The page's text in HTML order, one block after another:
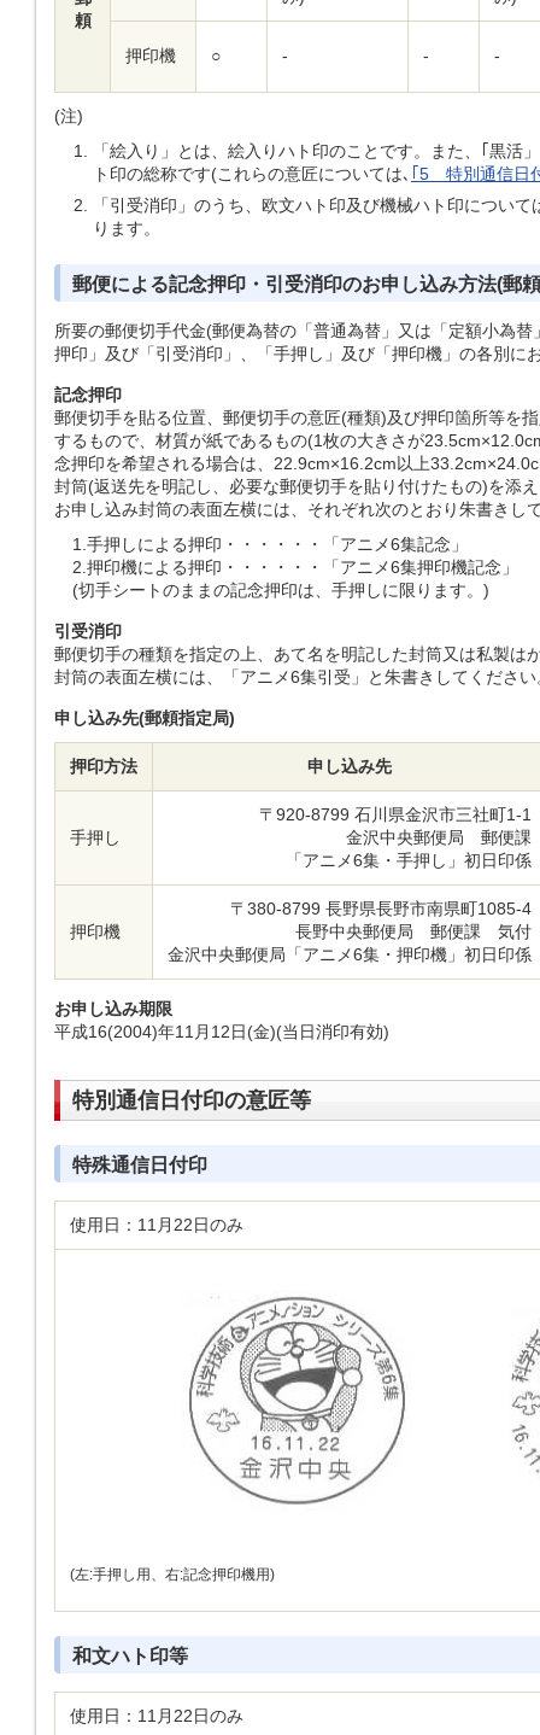
頼
押印機 ○ - - -
(注)
「絵入り」とは、絵入りハト印のことです。また、｢黒活
ト印の総称です(これらの意匠については､
｢5 特別通信日
「引受消印」のうち、欧文ハト印及び機械ハト印につい
ります。
郵便による記念押印・引受消印のお申し込み方法(郵
所要の郵便切手代金(郵便為替の「普通為替」又は「定額小為
押印」及び「引受消印」、「手押し」及び「押印機」の各別に
記念押印
郵便切手を貼る位置、郵便切手の意匠(種類)及び押印箇所等を
するもので、材質が紙であるもの(1枚の大きさが
念押印を希望される場合は、22.9cm×16.2cm以上
封筒(返送先を明記し、必要な郵便切手を貼り付けたもの)を添
お申し込み封筒の表面左横には、それぞれ次のとおり朱書きし
1. 手押しによる押印 ・・・・・・
「アニメ6集記念」
2. 押印機による押印 ・・・・・・
「アニメ6集押印機記念」
(切手シートのままの記念押印は、手押しに限ります。)
引受消印
郵便切手の種類を指定の上、あて名を明記した封筒又は私製は
封筒の表面左横には、「アニメ6集引受」と朱書きしてください
申し込み先(郵頼指定局)
押印方法 申し込み先
手押し
〒920-8799 石川県金沢市三社町1-1
金沢中央郵便局 郵便課
「アニメ6集・手押し」初日印係
押印機
〒380-8799 長野県長野市南県町1085-4
長野中央郵便局 郵便課 気付
金沢中央郵便局「アニメ6集・押印機」初日印係
お申し込み期限
平成16(2004)年11月12日(金)(当日消印有効)
特別通信日付印の意匠等
特殊通信日付印
使用日：11月22日のみ
(左:手押し用、右:記念押印機用)
和文ハト印等
使用日：11月22日のみ